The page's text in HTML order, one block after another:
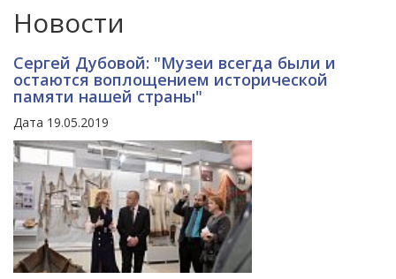
Новости
Сергей Дубовой: "Музеи всегда были и
остаются воплощением исторической
памяти нашей страны"
Дата 19.05.2019